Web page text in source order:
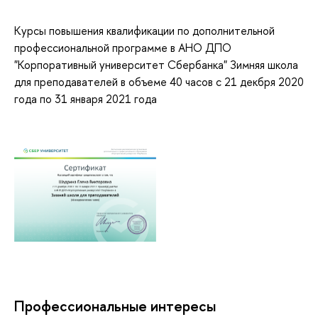
Курсы повышения квалификации по дополнительной
профессиональной программе в АНО ДПО
"Корпоративный университет Сбербанка" Зимняя школа
для преподавателей в объеме 40 часов с 21 декбря 2020
года по 31 января 2021 года
Профессиональные интересы